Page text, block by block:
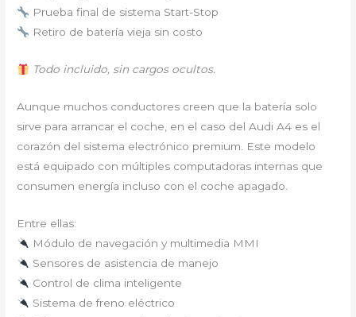
Prueba final de sistema Start-Stop
Retiro de batería vieja sin costo
Todo incluido, sin cargos ocultos.
Aunque muchos conductores creen que la batería solo
sirve para arrancar el coche, en el caso del Audi A4 es el
corazón del sistema electrónico premium. Este modelo
está equipado con múltiples computadoras internas que
consumen energía incluso con el coche apagado.
Entre ellas:
Módulo de navegación y multimedia MMI
Sensores de asistencia de manejo
Control de clima inteligente
Sistema de freno eléctrico